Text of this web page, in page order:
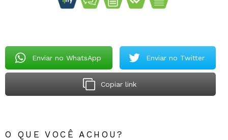
Enviar no WhatsApp Enviar no Twitter
Copiar link
O QUE VOCÊ ACHOU?